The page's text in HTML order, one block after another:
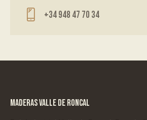
+34 948 47 70 34
MADERAS VALLE DE RONCAL